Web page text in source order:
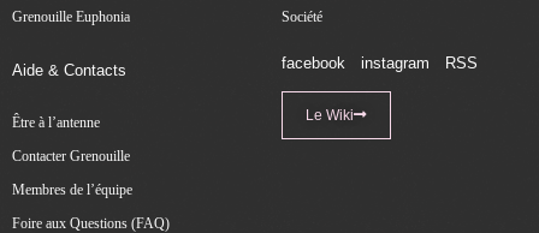
Grenouille Euphonia Société
Aide & Contacts
Être à l’antenne
Contacter Grenouille
Membres de l’équipe
Foire aux Questions (FAQ)
facebook instagram RSS
Le Wiki